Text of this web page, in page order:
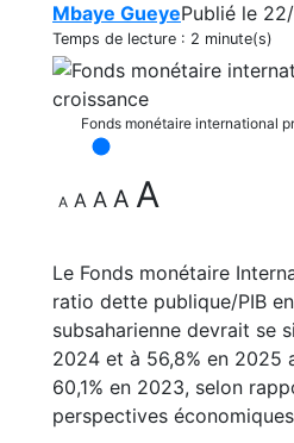
Mbaye GueyePublié le
Temps de lecture : 2 minute(s)
Fonds monétaire international
A A A A A
Le Fonds monétaire
ratio dette publique/PIB
subsaharienne devrait se
2024 et à 56,8% en 2025
60,1% en 2023, selon
perspectives